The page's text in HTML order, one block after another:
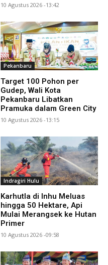
10 Agustus 2026 -13:42
Pekanbaru
Target 100 Pohon per
Gudep, Wali Kota
Pekanbaru Libatkan
Pramuka dalam Green City
10 Agustus 2026 -13:15
Indragiri Hulu
Karhutla di Inhu Meluas
hingga 50 Hektare, Api
Mulai Merangsek ke Hutan
Primer
10 Agustus 2026 -09:58